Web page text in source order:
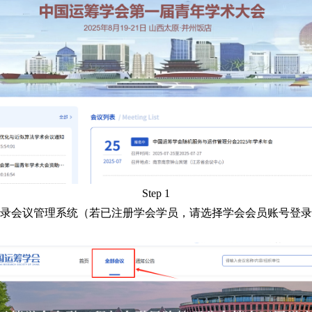
Step 1
会议管理系统（若已注册学会学员，请选择学会会员账号登